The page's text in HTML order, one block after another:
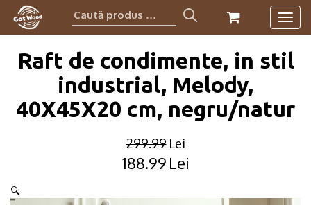
Caută
produs:
Raft de condimente, in stil
industrial, Melody,
40X45X20 cm, negru/natur
299.99 Lei
Original
was:
188.99 Lei
Current
is:
🔍